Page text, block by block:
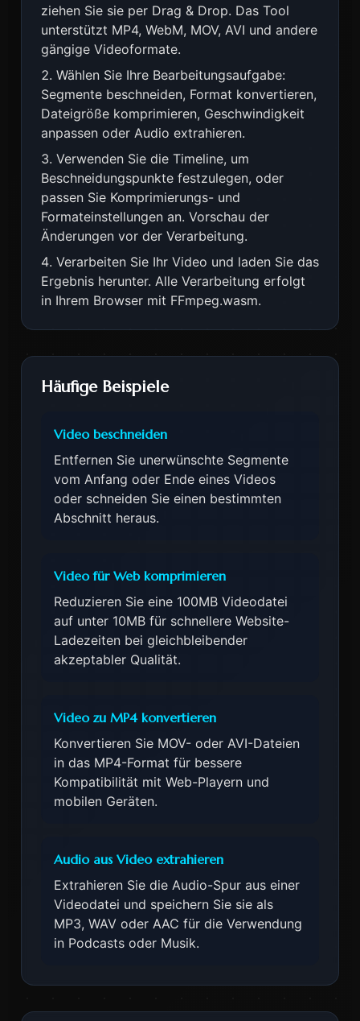
ziehen Sie sie per Drag & Drop. Das Tool
unterstützt MP4, WebM, MOV, AVI und andere
gängige Videoformate.
Wählen Sie Ihre Bearbeitungsaufgabe:
Segmente beschneiden, Format konvertieren,
Dateigröße komprimieren, Geschwindigkeit
anpassen oder Audio extrahieren.
Verwenden Sie die Timeline, um
Beschneidungspunkte festzulegen, oder
passen Sie Komprimierungs- und
Formateinstellungen an. Vorschau der
Änderungen vor der Verarbeitung.
Verarbeiten Sie Ihr Video und laden Sie das
Ergebnis herunter. Alle Verarbeitung erfolgt
in Ihrem Browser mit FFmpeg.wasm.
Häufige Beispiele
Video beschneiden
Entfernen Sie unerwünschte Segmente
vom Anfang oder Ende eines Videos
oder schneiden Sie einen bestimmten
Abschnitt heraus.
Video für Web komprimieren
Reduzieren Sie eine 100MB Videodatei
auf unter 10MB für schnellere Website-
Ladezeiten bei gleichbleibender
akzeptabler Qualität.
Video zu MP4 konvertieren
Konvertieren Sie MOV- oder AVI-Dateien
in das MP4-Format für bessere
Kompatibilität mit Web-Playern und
mobilen Geräten.
Audio aus Video extrahieren
Extrahieren Sie die Audio-Spur aus einer
Videodatei und speichern Sie sie als
MP3, WAV oder AAC für die Verwendung
in Podcasts oder Musik.